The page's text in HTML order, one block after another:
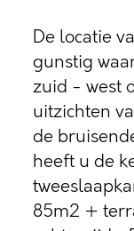
De locatie
gunstig
zuid - west
uitzichten
de
heeft u de
85m2 +